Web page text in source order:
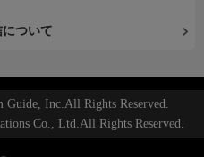
ついて
Inc.All Rights Reserved.
Co., Ltd.All Rights Reserved.